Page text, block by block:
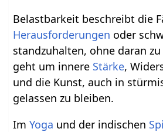
Belastbarkeit beschreibt die
Herausforderungen oder
standzuhalten, ohne daran zu
geht um innere Stärke,
und die Kunst, auch in
gelassen zu bleiben.
ImYoga und der indischen